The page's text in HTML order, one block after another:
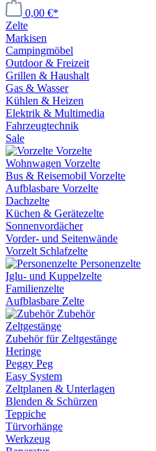
0,00 €*
Zelte
Markisen
Campingmöbel
Outdoor & Freizeit
Grillen & Haushalt
Gas & Wasser
Kühlen & Heizen
Elektrik & Multimedia
Fahrzeugtechnik
Sale
Vorzelte
Wohnwagen Vorzelte
Bus & Reisemobil Vorzelte
Aufblasbare Vorzelte
Dachzelte
Küchen & Gerätezelte
Sonnenvordächer
Vorder- und Seitenwände
Vorzelt Schlafzelte
Personenzelte
Iglu- und Kuppelzelte
Familienzelte
Aufblasbare Zelte
Zubehör
Zeltgestänge
Zubehör für Zeltgestänge
Heringe
Peggy Peg
Easy System
Zeltplanen & Unterlagen
Blenden & Schürzen
Teppiche
Türvorhänge
Werkzeug